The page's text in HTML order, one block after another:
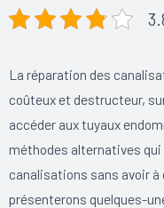
La réparation des
coûteux et destructeur,
accéder aux tuyaux
méthodes alternatives
canalisations sans avoir
présenterons quelques-